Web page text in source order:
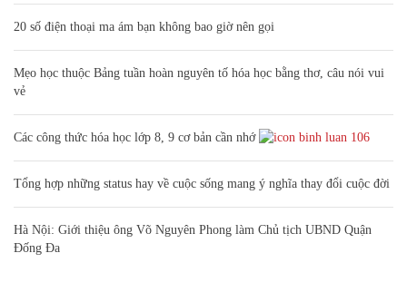
20 số điện thoại ma ám bạn không bao giờ nên gọi
Mẹo học thuộc Bảng tuần hoàn nguyên tố hóa học bằng thơ, câu nói vui
vẻ
Các công thức hóa học lớp 8, 9 cơ bản cần nhớ 106
Tổng hợp những status hay về cuộc sống mang ý nghĩa thay đổi cuộc đời
Hà Nội: Giới thiệu ông Võ Nguyên Phong làm Chủ tịch UBND Quận
Đống Đa